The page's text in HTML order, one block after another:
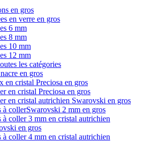
en gros
en verre en gros
6 mm
8 mm
10 mm
12 mm
les catégories
en gros
en cristal Preciosa en gros
en cristal Preciosa en gros
en cristal autrichien Swarovski en gros
à collerSwarovski 2 mm en gros
à coller 3 mm en cristal autrichien
en gros
à coller 4 mm en cristal autrichien